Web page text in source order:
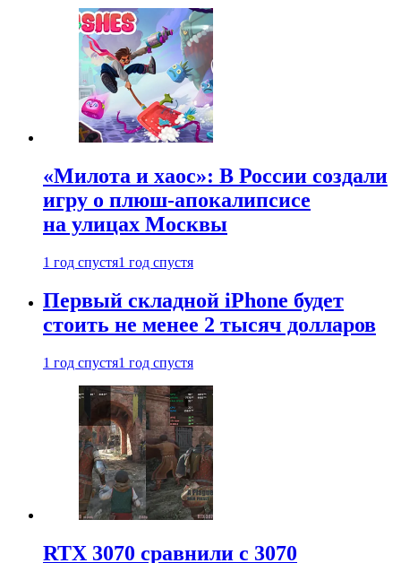
«Милота и хаос»: В России создали
игру о плюш-апокалипсисе
на улицах Москвы
1 год спустя1 год спустя
Первый складной iPhone будет
стоить не менее 2 тысяч долларов
1 год спустя1 год спустя
RTX 3070 сравнили с 3070